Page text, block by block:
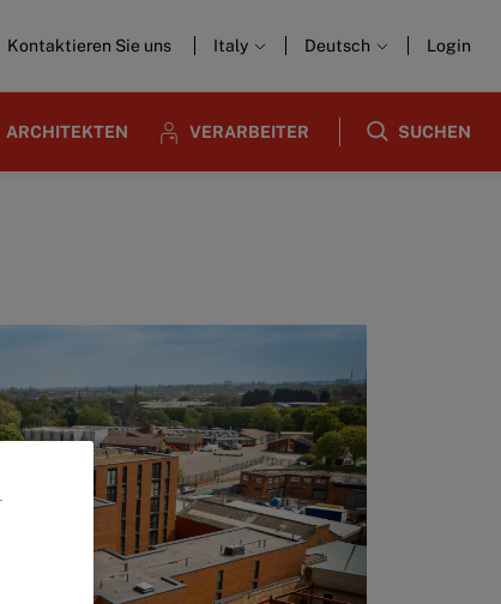
Kontaktieren Sie uns Italy Deutsch Login
ARCHITEKTEN VERARBEITER SUCHEN